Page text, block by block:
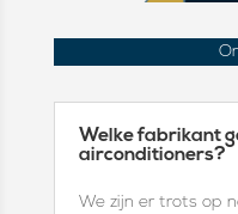
Welke fabrikant
airconditioners?
We zijn er trots op